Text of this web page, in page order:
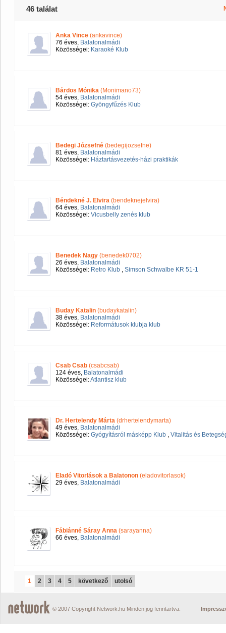
46 találat
Anka Vince (ankavince)
76 éves, Balatonalmádi
Közösségei: Karaoké Klub
Bárdos Mónika (Monimano73)
54 éves, Balatonalmádi
Közösségei: Gyöngyfűzés Klub
Bedegi Józsefné (bedegijozsefne)
81 éves, Balatonalmádi
Közösségei: Háztartásvezetés-házi praktikák
Béndekné J. Elvira (bendeknejelvira)
64 éves, Balatonalmádi
Közösségei: Vicusbelly zenés klub
Benedek Nagy (benedek0702)
26 éves, Balatonalmádi
Közösségei: Retro Klub , Simson Schwalbe KR 51-1
Buday Katalin (budaykatalin)
38 éves, Balatonalmádi
Közösségei: Reformátusok klubja klub
Csab Csab (csabcsab)
124 éves, Balatonalmádi
Közösségei:Atlantisz klub
Dr. Hertelendy Márta (drhertelendymarta)
49 éves, Balatonalmádi
Közösségei: Gyógyításról másképp Klub , Vitalitás és
Eladó Vitorlások a Balatonon (eladovitorlasok)
29 éves, Balatonalmádi
Fábiánné Sáray Anna (sarayanna)
66 éves, Balatonalmádi
1 2 3 4 5 következő utolsó
© 2007 Copyright Network.hu Minden jog fenntartva.